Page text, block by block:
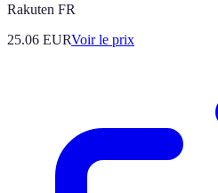
Rakuten FR
25.06 EURVoir le prix